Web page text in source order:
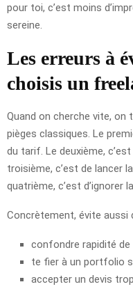
pour toi, c’est moins
sereine.
Les erreurs à
choisis un
Quand on cherche vite,
pièges classiques. Le
du tarif. Le deuxième,
troisième, c’est de lancer
quatrième, c’est d’ignorer
Concrètement, évite aussi
confondre rapidité
te fier à un portfolio
accepter un devis